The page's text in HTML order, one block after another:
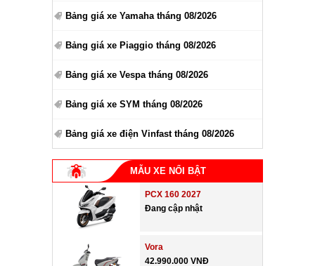
Bảng giá xe Yamaha tháng 08/2026
Bảng giá xe Piaggio tháng 08/2026
Bảng giá xe Vespa tháng 08/2026
Bảng giá xe SYM tháng 08/2026
Bảng giá xe điện Vinfast tháng 08/2026
MẪU XE NỔI BẬT
PCX 160 2027
Đang cập nhật
Vora
42.990.000 VNĐ